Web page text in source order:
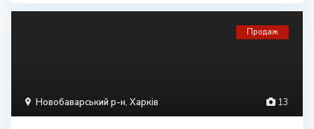
13
Новобаварський р-н, Харків
Продаж